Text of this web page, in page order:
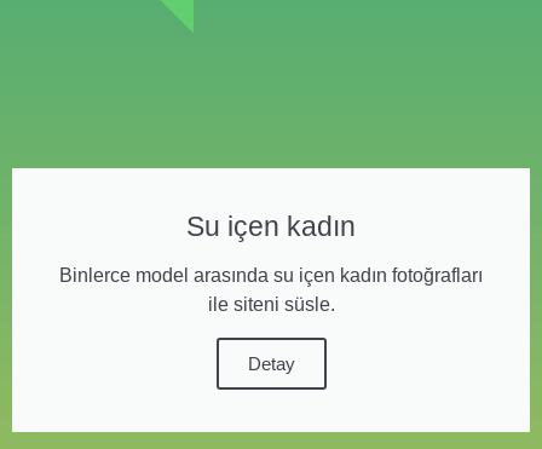
Su içen kadın
Binlerce model arasında su içen kadın fotoğrafları
ile siteni süsle.
Detay